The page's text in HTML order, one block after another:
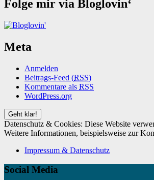
Folge mir via Bloglovin‘
Meta
Anmelden
Beitrags-Feed (RSS)
Kommentare als RSS
WordPress.org
Datenschutz & Cookies: Diese Website
Weitere Informationen, beispielsweise zur
Impressum & Datenschutz
Social Media